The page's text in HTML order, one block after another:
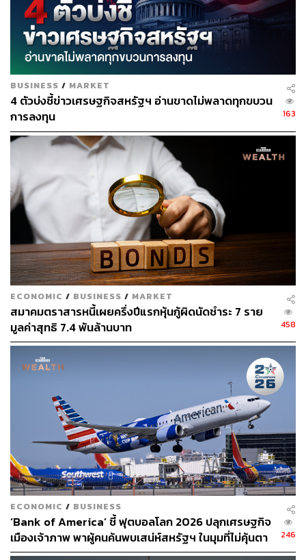
อ้างอิง:
https://www.bloomberg.com/news/articles/2023-07-1
7/goldman-s-hatzius-cuts-odds-of-us-recession-in-ne
xt-year-to-20?sref=CVqPBMVg
https://www.bloomberg.com/opinion/articles/2023-07
-18/debt-ceiling-how-the-treasury-s-rainy-day-fund-q
uietly-saved-the-day?sref=CVqPBMVg
สามารถติดตาม THE STANDARD WEALTH
ผ่านแอปพลิเคชันต่างๆ ที่คุณสะดวกหรือใช้งานอยู่แล้วได้เลย
TAGS: ตราสารหนี้ เศรษฐกิจสหรัฐฯ
ตลาดตราสารหนี้
ภาวะถดถอยทางเศรษฐกิจ
Recession
ABOUT THE AUTHOR
ปวินท์ ประวีณวิทย์
Junior Content Creator ประจำกอง
บรรณาธิการข่าว THE STANDARD
WEALTH
BUSINESS / MARKET
4 ตัวบ่งชี้ข่าวเศรษฐกิจสหรัฐฯ อ่านขาดไม่พลาดทุกขบวน
การลงทุน
163
ECONOMIC / BUSINESS / MARKET
สมาคมตราสารหนี้เผยครึ่งปีแรกหุ้นกู้ผิดนัดชำระ 7 ราย
มูลค่าสุทธิ 7.4 พันล้านบาท
458
ECONOMIC / BUSINESS
‘Bank of America’ ชี้ ฟุตบอลโลก 2026 ปลุกเศรษฐกิจ
เมืองเจ้าภาพ พาผู้คนค้นพบเสน่ห์สหรัฐฯ ในมุมที่ไม่คุ้นตา
246